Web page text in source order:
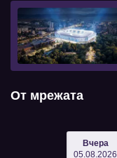
От мрежата
Вчера
05.08.2026